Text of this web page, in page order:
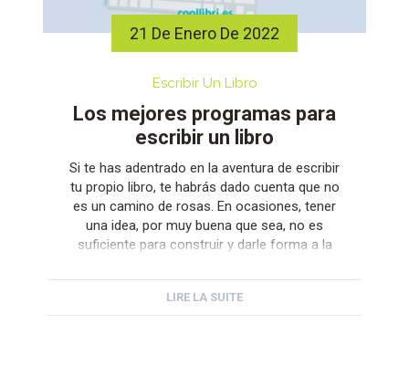
21 De Enero De 2022
Escribir Un Libro
Los mejores programas para
escribir un libro
Si te has adentrado en la aventura de escribir
tu propio libro, te habrás dado cuenta que no
es un camino de rosas. En ocasiones, tener
una idea, por muy buena que sea, no es
suficiente para construir y darle forma a la
LIRE LA SUITE